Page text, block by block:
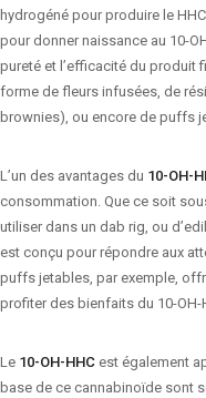
hydrogéné pour produire le
pour donner naissance au 10-
pureté et l’efficacité du produit
forme de fleurs infusées, de
brownies), ou encore de puffs
L’un des avantages du 10-OH-
consommation. Que ce soit
utiliser dans un dab rig, ou
est conçu pour répondre aux
puffs jetables, par exemple,
profiter des bienfaits du 10-OH-
Le 10-OH-HHC est également
base de ce cannabinoïde sont